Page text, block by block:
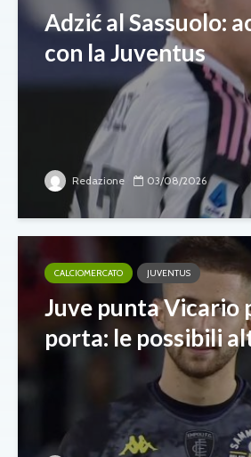
Adzić al Sassuolo:
con la Juventus
Redazione 03/08/2026
CALCIOMERCATO JUVENTUS
Juve punta Vicario
porta: le possibili